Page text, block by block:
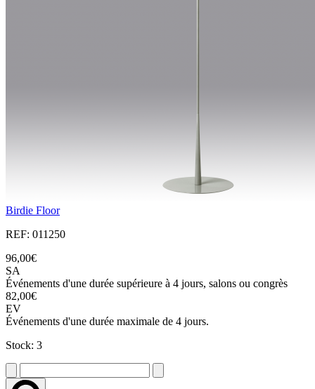
Birdie Floor
REF: 011250
96,00€
SA
Événements d'une durée supérieure à 4 jours, salons ou congrès
82,00€
EV
Événements d'une durée maximale de 4 jours.
Stock: 3